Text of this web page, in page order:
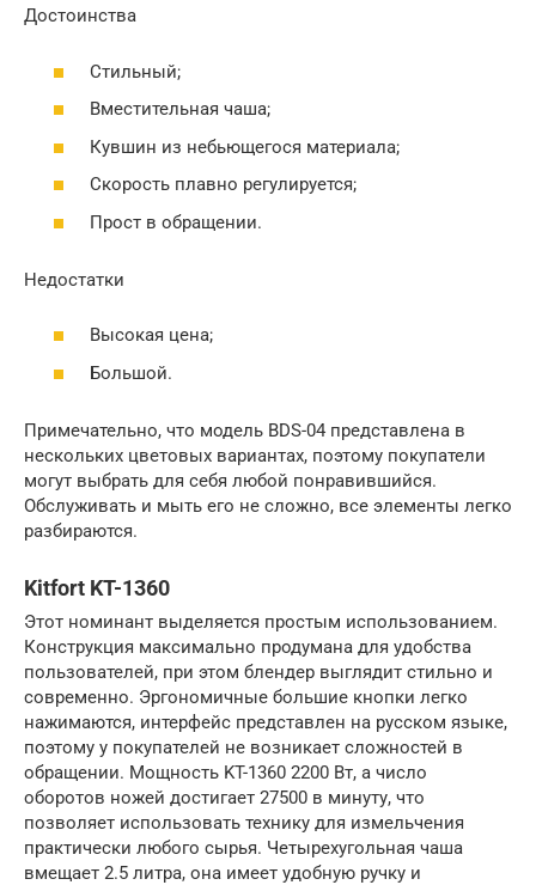
Достоинства
Стильный;
Вместительная чаша;
Кувшин из небьющегося материала;
Скорость плавно регулируется;
Прост в обращении.
Недостатки
Высокая цена;
Большой.
Примечательно, что модель BDS-04 представлена в
нескольких цветовых вариантах, поэтому покупатели
могут выбрать для себя любой понравившийся.
Обслуживать и мыть его не сложно, все элементы легко
разбираются.
Kitfort KT-1360
Этот номинант выделяется простым использованием.
Конструкция максимально продумана для удобства
пользователей, при этом блендер выглядит стильно и
современно. Эргономичные большие кнопки легко
нажимаются, интерфейс представлен на русском языке,
поэтому у покупателей не возникает сложностей в
обращении. Мощность KT-1360 2200 Вт, а число
оборотов ножей достигает 27500 в минуту, что
позволяет использовать технику для измельчения
практически любого сырья. Четырехугольная чаша
вмещает 2.5 литра, она имеет удобную ручку и